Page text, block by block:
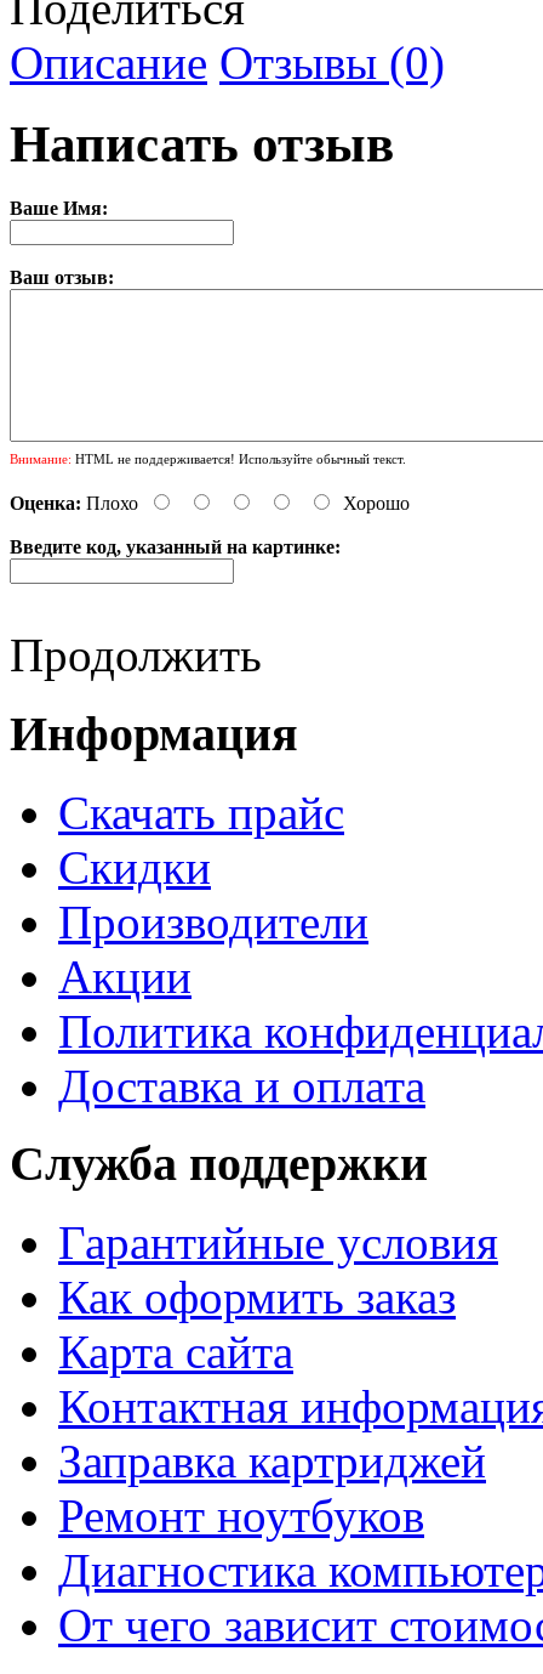
Описание Отзывы (0)
Написать отзыв
Ваше Имя:
Ваш отзыв:
Внимание: HTML не поддерживается! Используйте обычный текст.
Оценка: Плохо Хорошо
Введите код, указанный на картинке:
Продолжить
Информация
Cкачать прайс
Скидки
Производители
Акции
Политика
Доставка и оплата
Служба поддержки
Гарантийные условия
Как оформить заказ
Карта сайта
Контактная
Заправка картриджей
Ремонт ноутбуков
Диагностика
От чего зависит